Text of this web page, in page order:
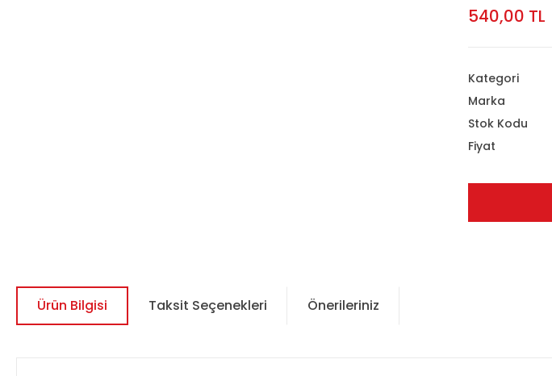
540,00 TL
Kategori
Marka
Stok Kodu
Fiyat
Ürün Bilgisi Taksit Seçenekleri Önerileriniz